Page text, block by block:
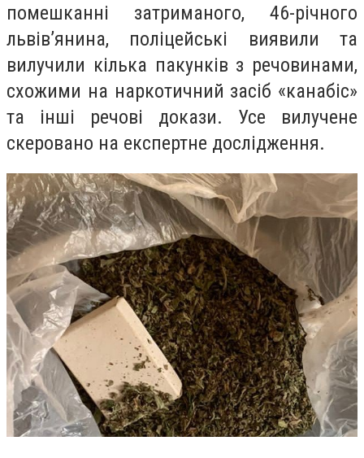
помешканні затриманого, 46-річного
львів’янина, поліцейські виявили та
вилучили кілька пакунків з речовинами,
схожими на наркотичний засіб «канабіс»
та інші речові докази. Усе вилучене
скеровано на експертне дослідження.